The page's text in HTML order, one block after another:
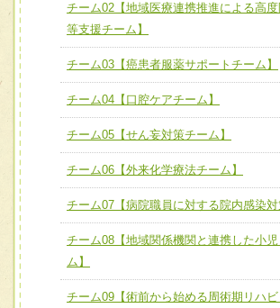
ける
必要に応じて柔軟に医療チームを組
ユニット３ 多職種連携力
他職種の視点とスキルを学び、相
チーム02【地域医療連携推進によ
宅患者等支援チーム】
チーム05【せん妄対策チーム】
チーム06【外来化学療法チーム】
チーム07【病院職員に対する院内
チーム08【地域関係機関と連携し
チーム09【術前から始める周術期
チーム02【地域医療連携推進による高
等支援チーム】
チーム03【癌患者服薬サポートチーム】
チーム04【口腔ケアチーム】
チーム05【せん妄対策チーム】
チーム06【外来化学療法チーム】
チーム07【病院職員に対する院内感染対
チーム08【地域関係機関と連携した小
ム】
チーム09【術前から始める周術期リハビ